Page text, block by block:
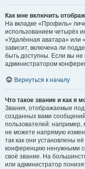
Как мне включить
На вкладке «Профиль»
использованием четырёх
«Удалённая аватара» или
зависит, включена ли
быть доступны. Если вы не
администратором
Вернуться к началу
Что такое звание и как я
Звания, отображаемые
созданных вами
пользователей:
не можете напрямую
так как они установлены
конференцию ненужными
своё звание. На
или администратор